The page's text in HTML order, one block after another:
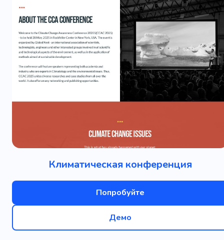
Климатическая конференция
Попробуйте
Демо